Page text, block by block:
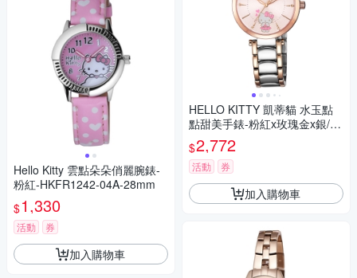
Hello Kitty 雲點朵朵俏麗腕錶-
粉紅-HKFR1242-04A-28mm
$1,330
活動 券
加入購物車
HELLO KITTY 凱蒂貓 水玉點
點甜美手錶-粉紅x玫瑰金x銀/32
mm
$2,772
活動 券
加入購物車